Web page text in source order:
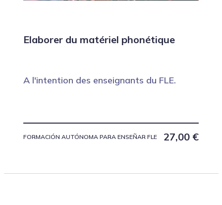
Elaborer du matériel phonétique
A l'intention des enseignants du FLE.
FORMACIÓN AUTÓNOMA PARA ENSEÑAR FLE 27,00 €